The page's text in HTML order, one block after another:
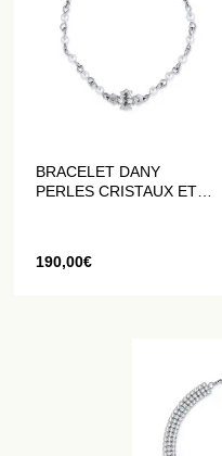
BRACELET DANY
PERLES CRISTAUX ET
190,00€